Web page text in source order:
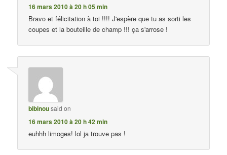
16 mars 2010 à 20 h 05 min
Bravo et félicitation à toi !!!! J'espère que tu as sorti les
coupes et la bouteille de champ !!! ça s'arrose !
bibinousaid on
16 mars 2010 à 20 h 42 min
euhhh limoges! lol ja trouve pas !